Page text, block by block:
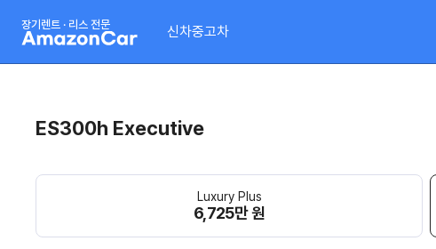
장기렌트 · 리스 전문 신차중고차
ES300h Executive
Luxury Plus
6,725만 원